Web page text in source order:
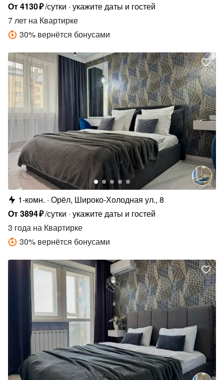
От4130₽/сутки укажите даты и гостей
7 лет на Квартирке
30% вернётся бонусами
1-комн. Орёл, Широко-Холодная ул., 8
От3894₽/сутки укажите даты и гостей
3 года на Квартирке
30% вернётся бонусами